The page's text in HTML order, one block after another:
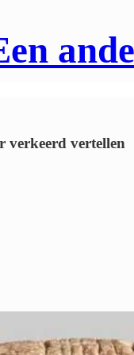
verkeerd vertellen